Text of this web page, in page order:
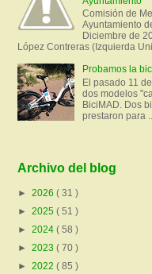
Comisión de
Ayuntamiento
Diciembre de
López Contreras (Izquierda
Probamos la
El pasado 11
dos modelos
BiciMAD. Dos
prestaron para ...
Archivo del blog
► 2026 ( 31 )
► 2025 ( 51 )
► 2024 ( 58 )
► 2023 ( 70 )
► 2022 ( 85 )